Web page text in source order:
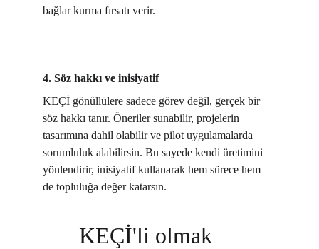
bağlar kurma fırsatı verir.
4. Söz hakkı ve inisiyatif
KEÇİ gönüllülere sadece görev değil, gerçek bir
söz hakkı tanır. Öneriler sunabilir, projelerin
tasarımına dahil olabilir ve pilot uygulamalarda
sorumluluk alabilirsin. Bu sayede kendi üretimini
yönlendirir, inisiyatif kullanarak hem sürece hem
de topluluğa değer katarsın.
KEÇİ'li olmak